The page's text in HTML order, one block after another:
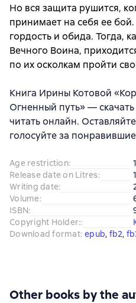
Но вся защита рушится,
принимает на себя ее
гордость и обида. Тогда,
Вечного Воина,
по их осколкам пройти
Книга Ирины Котовой
Огненный путь» —
читать онлайн.
голосуйте за
Age restriction:
Release date on Litres:
Writing date:
Volume:
ISBN:
Copyright Holder::
Download format: epub, fb2,
Other books by the